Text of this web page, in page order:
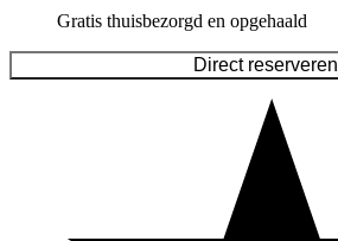
Gratis thuisbezorgd en opgehaald
Direct reserveren